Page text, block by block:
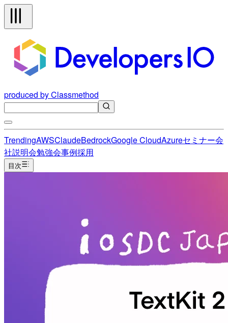
produced by Classmethod
TrendingAWSClaudeBedrockGoogle CloudAzureセミナー会
社説明会勉強会事例採用
目次